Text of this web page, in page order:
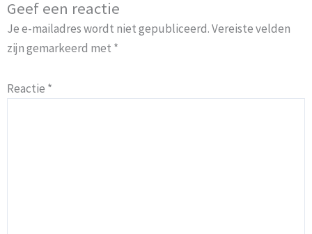
Geef een reactie
Je e-mailadres wordt niet gepubliceerd.Vereiste velden
zijn gemarkeerd met *
Reactie *